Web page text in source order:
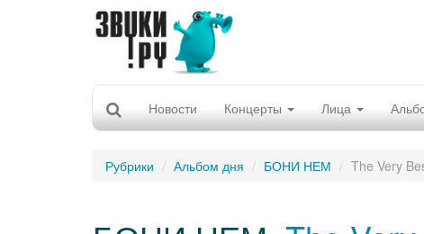
Новости Концерты Лица
Рубрики Альбом дня БОНИ НЕМ The Very